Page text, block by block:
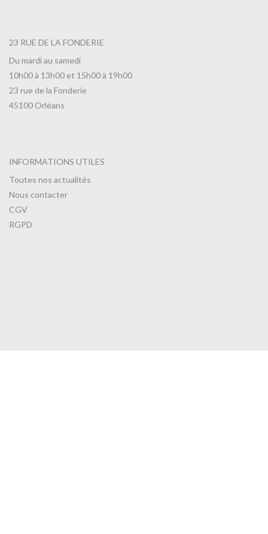
23 RUE DE LA FONDERIE
Du mardi au samedi
10h00 à 13h00 et 15h00 à 19h00
23 rue de la Fonderie
45100 Orléans
INFORMATIONS UTILES
Toutes nos actualités
Nous contacter
CGV
RGPD